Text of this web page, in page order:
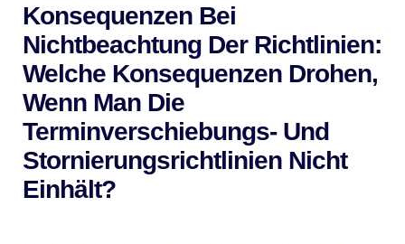
Konsequenzen Bei
Nichtbeachtung Der Richtlinien:
Welche Konsequenzen Drohen,
Wenn Man Die
Terminverschiebungs- Und
Stornierungsrichtlinien Nicht
Einhält?